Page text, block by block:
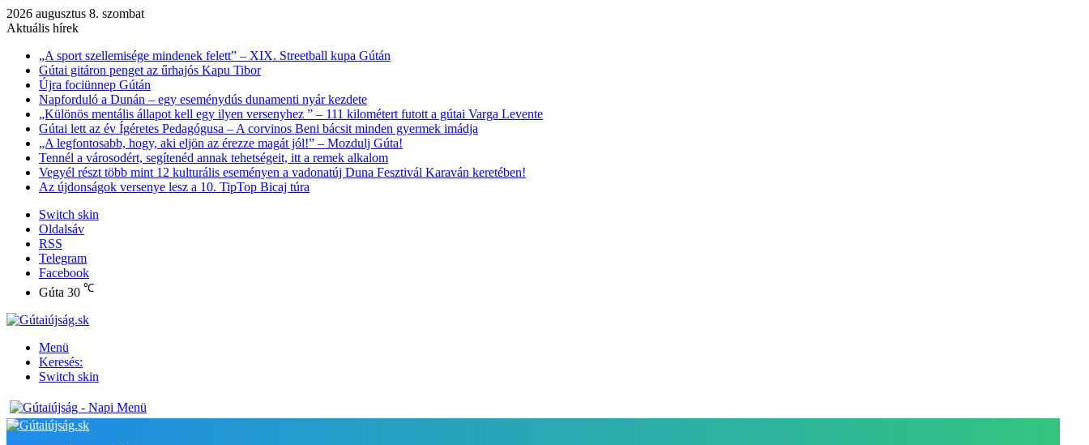
2026 augusztus 8. szombat
Aktuális hírek
„A sport szellemisége mindenek felett” – XIX. Streetball kupa Gútán
Gútai gitáron penget az űrhajós Kapu Tibor
Újra fociünnep Gútán
Napforduló a Dunán – egy eseménydús dunamenti nyár kezdete
„Különös mentális állapot kell egy ilyen versenyhez ” – 111 kilométert futott a gútai Varga Levente
Gútai lett az év Ígéretes Pedagógusa – A corvinos Beni bácsit minden gyermek imádja
„A legfontosabb, hogy, aki eljön az érezze magát jól!” – Mozdulj Gúta!
Tennél a városodért, segítenéd annak tehetségeit, itt a remek alkalom
Vegyél részt több mint 12 kulturális eseményen a vadonatúj Duna Fesztivál Karaván keretében!
Az újdonságok versenye lesz a 10. TipTop Bicaj túra
Switch skin
Oldalsáv
RSS
Telegram
Facebook
Gúta 30 ℃
Menü
Keresés:
Switch skin